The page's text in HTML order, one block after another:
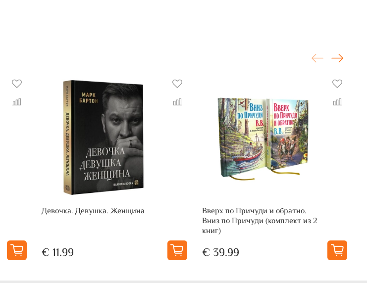
Девочка. Девушка. Женщина
€ 11.99
Вверх по Причуди и обратно.
Вниз по Причуди (комплект из 2
книг)
€ 39.99